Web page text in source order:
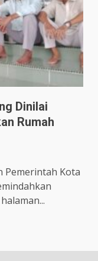
Dinilai
Rumah
Pemerintah Kota